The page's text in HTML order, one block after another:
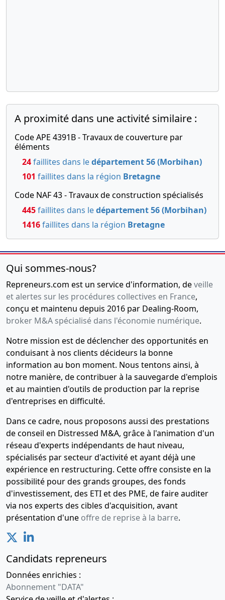
A proximité dans une activité similaire :
Code APE 4391B - Travaux de couverture par
éléments
24faillites dans ledépartement 56 (Morbihan)
101 faillites dans la région Bretagne
Code NAF 43 - Travaux de construction spécialisés
445faillites dans ledépartement 56 (Morbihan)
1416faillites dans la région Bretagne
Qui sommes-nous?
Repreneurs.com est un service d'information, deveille
et alertes sur les procédures collectives en France,
conçu et maintenu depuis 2016 par Dealing-Room,
broker M&A spécialisé dans l'économie numérique.
Notre mission est de déclencher des opportunités en
conduisant à nos clients décideurs la bonne
information au bon moment. Nous tentons ainsi, à
notre manière, de contribuer à la sauvegarde d'emplois
et au maintien d'outils de production par la reprise
d'entreprises en difficulté.
Dans ce cadre, nous proposons aussi des prestations
de conseil en Distressed M&A, grâce à l'animation d'un
réseau d'experts indépendants de haut niveau,
spécialisés par secteur d'activité et ayant déjà une
expérience en restructuring. Cette offre consiste en la
possibilité pour des grands groupes, des fonds
d'investissement, des ETI et des PME, de faire auditer
via nos experts des cibles d'acquisition, avant
présentation d'une offre de reprise à la barre.
Candidats repreneurs
Données enrichies :
Abonnement "DATA"